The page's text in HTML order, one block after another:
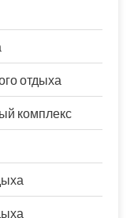
отдыха
комплекс